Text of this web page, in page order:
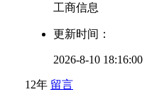
工商信息
更新时间：
2026-8-10 18:16:00
12年 留言